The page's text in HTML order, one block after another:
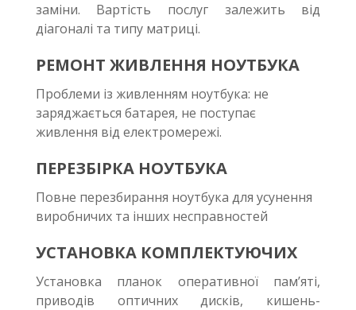
заміни. Вартість послуг залежить від
діагоналі та типу матриці.
РЕМОНТ ЖИВЛЕННЯ НОУТБУКА
Проблеми із живленням ноутбука: не
заряджається батарея, не поступає
живлення від електромережі.
ПЕРЕЗБІРКА НОУТБУКА
Повне перезбирання ноутбука для усунення
виробничих та інших несправностей
УСТАНОВКА КОМПЛЕКТУЮЧИХ
Установка планок оперативної пам’яті,
приводів оптичних дисків, кишень-